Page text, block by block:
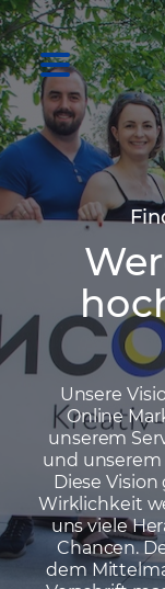
Unsere
Online
unserem
und unserem
Diese
Wirklichkeit
uns viele
Chancen.
dem